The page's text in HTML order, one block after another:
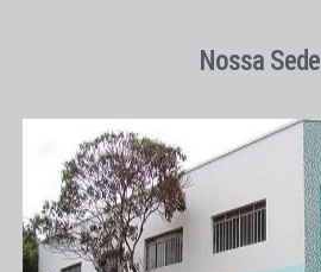
Nossa Sede